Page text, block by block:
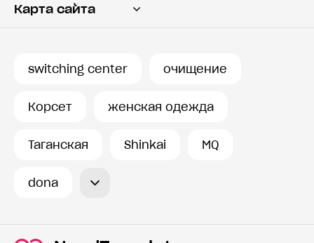
Карта сайта
История запросов
switching center очищение
Корсет женская одежда
Таганская Shinkai MQ
dona